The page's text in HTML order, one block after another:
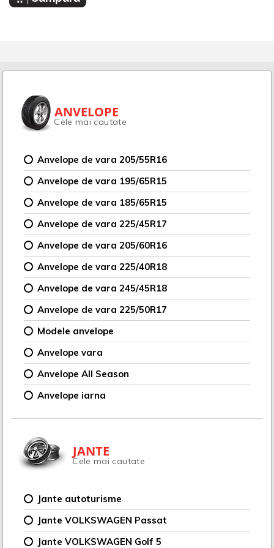
ANVELOPE
Cele mai cautate
Anvelope de vara 205/55R16
Anvelope de vara 195/65R15
Anvelope de vara 185/65R15
Anvelope de vara 225/45R17
Anvelope de vara 205/60R16
Anvelope de vara 225/40R18
Anvelope de vara 245/45R18
Anvelope de vara 225/50R17
Modele anvelope
Anvelope vara
Anvelope All Season
Anvelope iarna
JANTE
Cele mai cautate
Jante autoturisme
Jante VOLKSWAGEN Passat
Jante VOLKSWAGEN Golf 5